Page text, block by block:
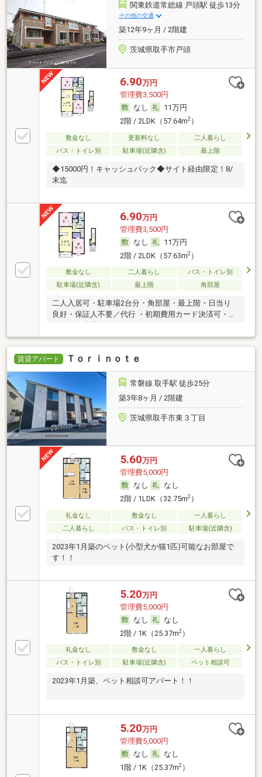
関東鉄道常総線 戸頭駅 徒歩13分
その他の交通
築12年9ヶ月 / 2階建
茨城県取手市戸頭
6.90万円
管理費3,500円
なし
11万円
2階 / 2LDK（57.64m2）
敷金なし 更新料なし
二人暮らし
バス・トイレ別
駐車場(近隣含) 最上階
◆15000円！キャッシュバック◆サイト経由限定！8/
末迄
6.90万円
管理費3,500円
なし
11万円
2階 / 2LDK（57.63m2）
敷金なし 二人暮らし
バス・トイレ別
駐車場(近隣含)
最上階 角部屋
二人入居可・駐車場2台分・角部屋・最上階・日当り
良好・保証人不要／代行 ・初期費用カード決済可・家
賃貸アパート Ｔｏｒｉｎｏｔｅ
常磐線 取手駅 徒歩25分
築3年8ヶ月 / 2階建
茨城県取手市東３丁目
5.60万円
管理費5,000円
なし
なし
2階 / 1LDK（32.75m2）
礼金なし 敷金なし
一人暮らし
二人暮らし
バス・トイレ別 駐車場(近隣含)
2023年1月築のペット(小型犬か猫1匹)可能なお部屋で
す！！
5.20万円
管理費5,000円
なし
なし
2階 / 1K（25.37m2）
礼金なし 敷金なし
一人暮らし
バス・トイレ別
駐車場(近隣含) ペット相談可
2023年1月築、ペット相談可アパート！！
5.20万円
管理費5,000円
なし
なし
1階 / 1K（25.37m2）